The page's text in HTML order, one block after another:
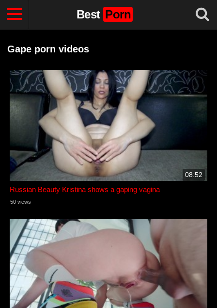
Best Porn
Gape porn videos
08:52
Russian Beauty Kristina shows a gaping vagina
50 views